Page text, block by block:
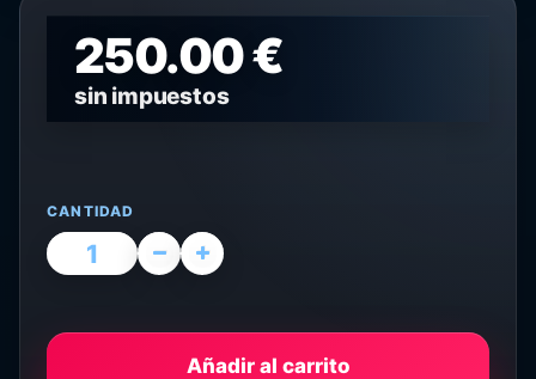
250.00 €
sin impuestos
CANTIDAD
Añadir al carrito